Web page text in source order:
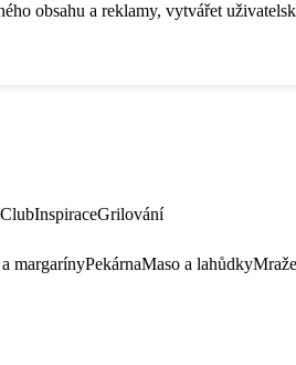
obsahu a reklamy, vytvářet
InspiraceGrilování
margarínyPekárnaMaso a lahůdky